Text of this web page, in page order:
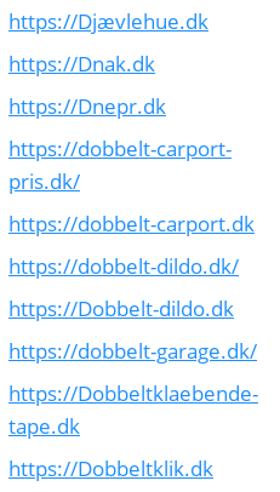
https://Djævlehue.dk
https://Dnak.dk
https://Dnepr.dk
https://dobbelt-carport-
pris.dk/
https://dobbelt-carport.dk
https://dobbelt-dildo.dk/
https://Dobbelt-dildo.dk
https://dobbelt-garage.dk/
https://Dobbeltklaebende-
tape.dk
https://Dobbeltklik.dk